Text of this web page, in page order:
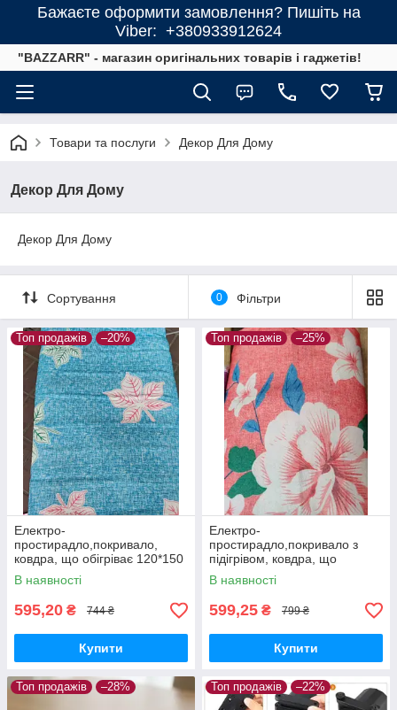
Бажаєте оформити замовлення? Пишіть на
Viber: +380933912624
"BAZZARR" - магазин оригінальних товарів і гаджетів!
Товари та послуги Декор Для Дому
Декор Для Дому
Декор Для Дому
Сортування 0 Фільтри
Топ продажів –20%
Електро-
простирадло,покривало,
ковдра, що обігріває 120*150
см
В наявності
595,20 ₴ 744 ₴
Купити
Топ продажів –25%
Електро-
простирадло,покривало з
підігрівом, ковдра, що
обігріває 120х150 см
В наявності
599,25 ₴ 799 ₴
Купити
Топ продажів –28% Топ продажів –22%